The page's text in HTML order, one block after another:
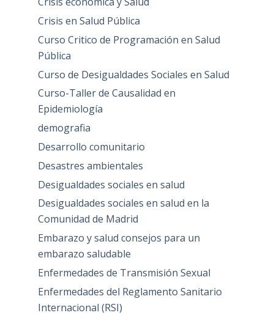
Crisis en Salud Pública
Curso Critico de Programación en Salud
Pública
Curso de Desigualdades Sociales en Salud
Curso-Taller de Causalidad en
Epidemiología
demografia
Desarrollo comunitario
Desastres ambientales
Desigualdades sociales en salud
Desigualdades sociales en salud en la
Comunidad de Madrid
Embarazo y salud consejos para un
embarazo saludable
Enfermedades de Transmisión Sexual
Enfermedades del Reglamento Sanitario
Internacional (RSI)